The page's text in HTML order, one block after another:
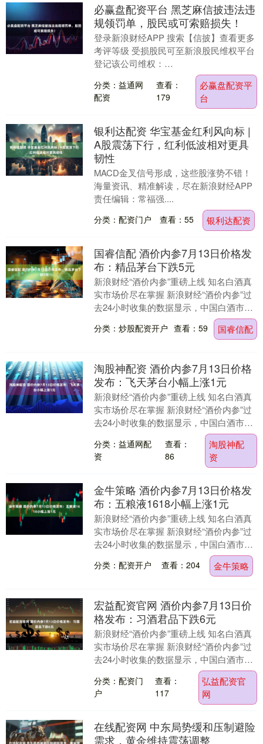
必赢盘配资平台 黑芝麻信披违法违
规领罚单，股民或可索赔损失！
登录新浪财经APP 搜索【信披】查看更多
考评等级 受损股民可至新浪股民维权平台
登记该公司维权：
http://wq.finance.sina.com.cn/ 关注....
分类：益通网
配资
查看：
179
必赢盘配资平
台
银利达配资 华宝基金红利风向标 |
A股震荡下行，红利低波相对更具
韧性
MACD金叉信号形成，这些股涨势不错！
海量资讯、精准解读，尽在新浪财经APP
责任编辑：常福强....
分类：配资门户 查看：55 银利达配资
国睿信配 酒价内参7月13日价格发
布：精品茅台下跌5元
新浪财经“酒价内参”重磅上线 知名白酒真
实市场价尽在掌握 新浪财经“酒价内参”过
去24小时收集的数据显示，中国白酒市场
主要大单品的终端零售均价7月13日整体
低位....
分类：炒股配资开户 查看：59 国睿信配
淘股神配资 酒价内参7月13日价格
发布：飞天茅台小幅上涨1元
新浪财经“酒价内参”重磅上线 知名白酒真
实市场价尽在掌握 新浪财经“酒价内参”过
去24小时收集的数据显示，中国白酒市场
主要大单品的终端零售均价7月13日整体
低位....
分类：益通网配
资
查看：
86
淘股神配
资
金牛策略 酒价内参7月13日价格发
布：五粮液1618小幅上涨1元
新浪财经“酒价内参”重磅上线 知名白酒真
实市场价尽在掌握 新浪财经“酒价内参”过
去24小时收集的数据显示，中国白酒市场
主要大单品的终端零售均价7月13日整体
低位....
分类：配资开户 查看：204 金牛策略
宏益配资官网 酒价内参7月13日价
格发布：习酒君品下跌6元
新浪财经“酒价内参”重磅上线 知名白酒真
实市场价尽在掌握 新浪财经“酒价内参”过
去24小时收集的数据显示，中国白酒市场
主要大单品的终端零售均价7月13日整体
低位....
分类：配资门
户
查看：
117
弘益配资官
网
在线配资网 中东局势缓和压制避险
需求，黄金维持震荡调整